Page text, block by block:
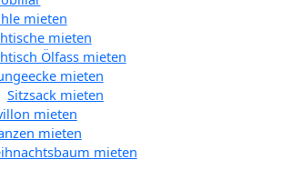
mieten
mieten
Ölfass mieten
mieten
Sitzsack mieten
mieten
mieten
mieten